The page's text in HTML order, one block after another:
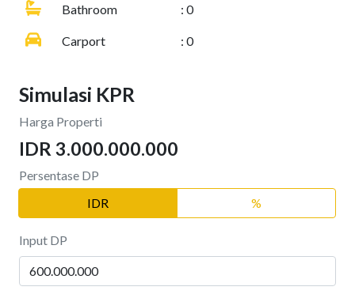
Bathroom : 0
Carport : 0
Simulasi KPR
Harga Properti
IDR 3.000.000.000
Persentase DP
IDR
%
Input DP